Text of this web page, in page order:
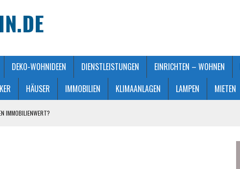
DEKO-WOHNIDEEN DIENSTLEISTUNGEN EINRICHTEN – WOHNEN
HÄUSER IMMOBILIEN KLIMAANLAGEN LAMPEN MIETEN
IMMOBILIENWERT?
UND KAUFBERATUNG